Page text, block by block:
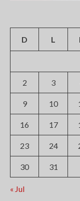
D L
2 3
9 10
16 17
23 24
30 31
« Jul